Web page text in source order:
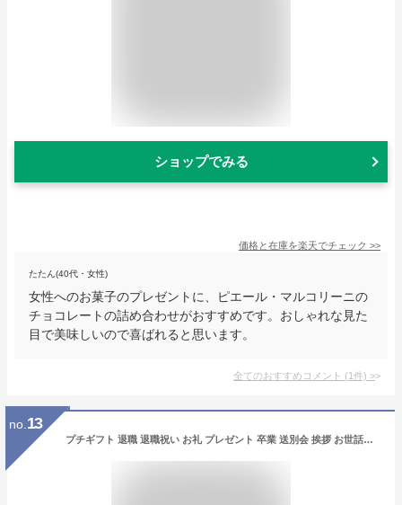
ショップでみる
価格と在庫を楽天でチェック >>
たたん(40代・女性)
女性へのお菓子のプレゼントに、ピエール・マルコリーニの
チョコレートの詰め合わせがおすすめです。おしゃれな見た
目で美味しいので喜ばれると思います。
全てのおすすめコメント (1件) >
no. 13
プチギフト 退職 退職祝い お礼 プレゼント 卒業 送別会 挨拶 お世話になりましたフルーツフィナンシェ5個入（5種の味）ショコラ、みかん、ゆず、イチゴ、抹茶が香る上品な焼き菓子 wd